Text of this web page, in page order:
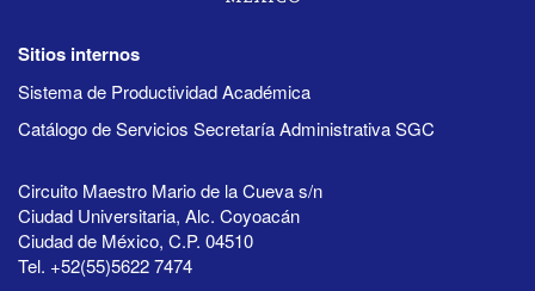
Sitios internos
Sistema de Productividad Académica
Catálogo de Servicios Secretaría Administrativa SGC
Circuito Maestro Mario de la Cueva s/n
Ciudad Universitaria, Alc. Coyoacán
Ciudad de México, C.P. 04510
Tel. +52(55)5622 7474